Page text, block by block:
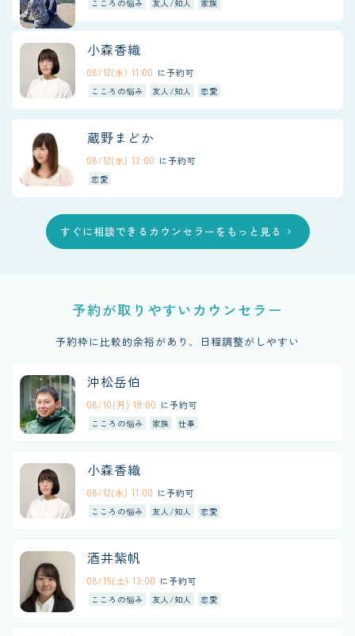
こころの悩み 友人/知人 家族
小森香織
08/12(水) 11:00 に予約可
こころの悩み 友人/知人 恋愛
蔵野まどか
08/12(水) 13:00 に予約可
恋愛
すぐに相談できるカウンセラーをもっと見る chevron_right
予約が取りやすいカウンセラー
予約枠に比較的余裕があり、日程調整がしやすい
沖松岳伯
08/10(月) 19:00 に予約可
こころの悩み 家族 仕事
小森香織
08/12(水) 11:00 に予約可
こころの悩み 友人/知人 恋愛
酒井紫帆
08/15(土) 13:00 に予約可
こころの悩み 友人/知人 恋愛